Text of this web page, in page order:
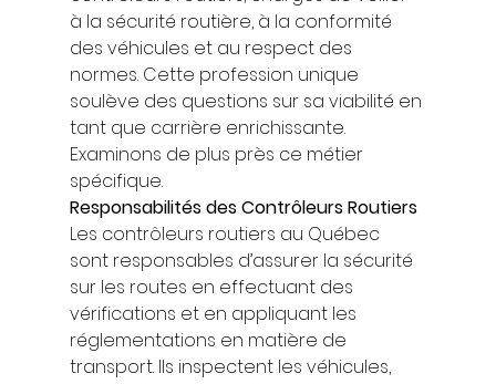
à la sécurité routière, à la conformité
des véhicules et au respect des
normes. Cette profession unique
soulève des questions sur sa viabilité en
tant que carrière enrichissante.
Examinons de plus près ce métier
spécifique.
Responsabilités des Contrôleurs Routiers
Les contrôleurs routiers au Québec
sont responsables d’assurer la sécurité
sur les routes en effectuant des
vérifications et en appliquant les
réglementations en matière de
transport. Ils inspectent les véhicules,